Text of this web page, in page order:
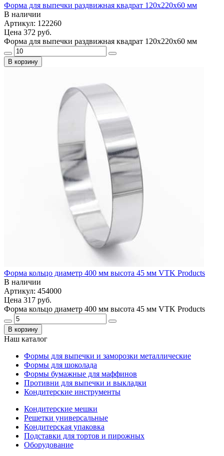
Форма для выпечки раздвижная квадрат 120х220х60 мм
В наличии
Артикул: 122260
Цена 372 руб.
Форма для выпечки раздвижная квадрат 120х220х60 мм
В корзину
Форма кольцо диаметр 400 мм высота 45 мм VTK Products
В наличии
Артикул: 454000
Цена 317 руб.
Форма кольцо диаметр 400 мм высота 45 мм VTK Products
В корзину
Наш каталог
Формы для выпечки и заморозки металлические
Формы для шоколада
Формы бумажные для маффинов
Противни для выпечки и выкладки
Кондитерские инструменты
Кондитерские мешки
Решетки универсальные
Кондитерская упаковка
Подставки для тортов и пирожных
Оборудование